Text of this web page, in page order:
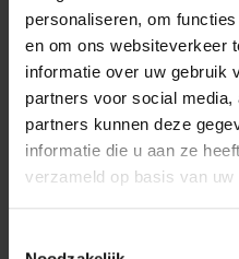
personaliseren, om
en om ons websiteverkeer
informatie over uw gebruik
partners voor social
partners kunnen deze
informatie die u aan ze
verzameld op basis van
“In een onrustige
hoop” – rector Jan
Lees meer